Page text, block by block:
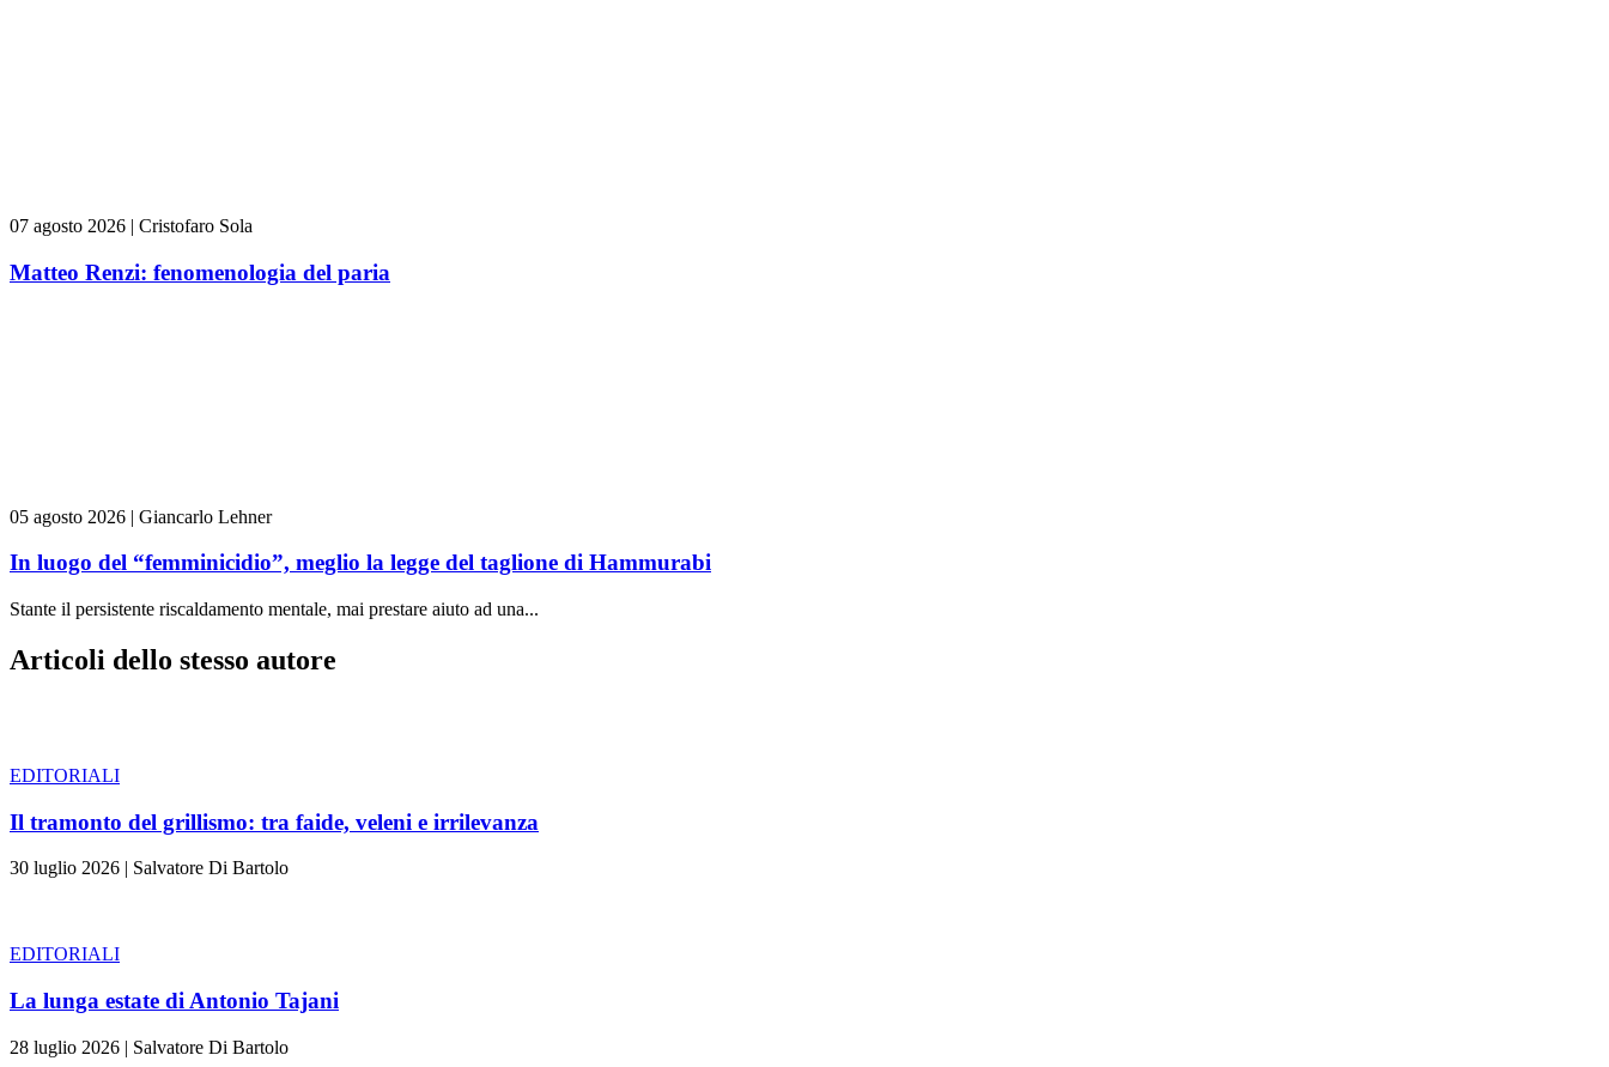
07 agosto 2026 | Cristofaro Sola
Matteo Renzi: fenomenologia del paria
05 agosto 2026 | Giancarlo Lehner
In luogo del “femminicidio”, meglio la legge del taglione di Hammurabi
Stante il persistente riscaldamento mentale, mai prestare aiuto ad una...
Articoli dello stesso autore
EDITORIALI
Il tramonto del grillismo: tra faide, veleni e irrilevanza
30 luglio 2026 | Salvatore Di Bartolo
EDITORIALI
La lunga estate di Antonio Tajani
28 luglio 2026 | Salvatore Di Bartolo